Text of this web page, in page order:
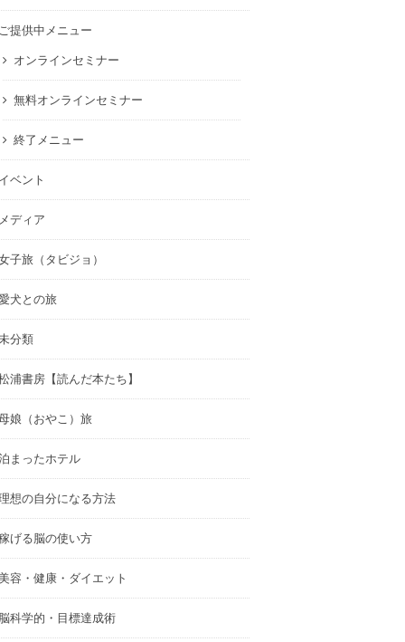
ご提供中メニュー
オンラインセミナー
無料オンラインセミナー
終了メニュー
イベント
メディア
子旅（タビジョ）
犬との旅
分類
浦書房【読んだ本たち】
娘（おやこ）旅
まったホテル
想の自分になる方法
げる脳の使い方
美容・健康・ダイエット
脳科学的・目標達成術